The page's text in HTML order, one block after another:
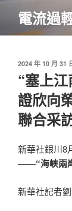
主
電流過
發
佈
2024 年 10 月 31
“塞上
證欣向
聯合采
新華社銀川8
——“海峽兩
新華社記者